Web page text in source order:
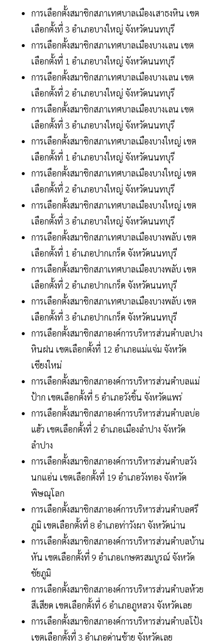
การเลือกตั้งสมาชิกสภาเทศบาลเมืองเสาธงหิน เขต
เลือกตั้งที่ 3 อำเภอบางใหญ่ จังหวัดนนทบุรี
การเลือกตั้งสมาชิกสภาเทศบาลเมืองบางเลน เขต
เลือกตั้งที่ 1 อำเภอบางใหญ่ จังหวัดนนทบุรี
การเลือกตั้งสมาชิกสภาเทศบาลเมืองบางเลน เขต
เลือกตั้งที่ 2 อำเภอบางใหญ่ จังหวัดนนทบุรี
การเลือกตั้งสมาชิกสภาเทศบาลเมืองบางเลน เขต
เลือกตั้งที่ 3 อำเภอบางใหญ่ จังหวัดนนทบุรี
การเลือกตั้งสมาชิกสภาเทศบาลเมืองบางใหญ่ เขต
เลือกตั้งที่ 1 อำเภอบางใหญ่ จังหวัดนนทบุรี
การเลือกตั้งสมาชิกสภาเทศบาลเมืองบางใหญ่ เขต
เลือกตั้งที่ 2 อำเภอบางใหญ่ จังหวัดนนทบุรี
การเลือกตั้งสมาชิกสภาเทศบาลเมืองบางใหญ่ เขต
เลือกตั้งที่ 3 อำเภอบางใหญ่ จังหวัดนนทบุรี
การเลือกตั้งสมาชิกสภาเทศบาลเมืองบางพลับ เขต
เลือกตั้งที่ 1 อำเภอปากเกร็ด จังหวัดนนทบุรี
การเลือกตั้งสมาชิกสภาเทศบาลเมืองบางพลับ เขต
เลือกตั้งที่ 2 อำเภอปากเกร็ด จังหวัดนนทบุรี
การเลือกตั้งสมาชิกสภาเทศบาลเมืองบางพลับ เขต
เลือกตั้งที่ 3 อำเภอปากเกร็ด จังหวัดนนทบุรี
การเลือกตั้งสมาชิกสภาองค์การบริหารส่วนตำบลปาง
หินฝน เขตเลือกตั้งที่ 12 อำเภอแม่แจ่ม จังหวัด
เชียงใหม่
การเลือกตั้งสมาชิกสภาองค์การบริหารส่วนตำบลแม่
ป้าก เขตเลือกตั้งที่ 5 อำเภอวังชิ้น จังหวัดแพร่
การเลือกตั้งสมาชิกสภาองค์การบริหารส่วนตำบลบ่อ
แฮ้ว เขตเลือกตั้งที่ 2 อำเภอเมืองลำปาง จังหวัด
ลำปาง
การเลือกตั้งสมาชิกสภาองค์การบริหารส่วนตำบลวัง
นกแอ่น เขตเลือกตั้งที่ 19 อำเภอวังทอง จังหวัด
พิษณุโลก
การเลือกตั้งสมาชิกสภาองค์การบริหารส่วนตำบลศรี
ภูมิ เขตเลือกตั้งที่ 8 อำเภอท่าวังผา จังหวัดน่าน
การเลือกตั้งสมาชิกสภาองค์การบริหารส่วนตำบลบ้าน
หัน เขตเลือกตั้งที่ 9 อำเภอเกษตรสมบูรณ์ จังหวัด
ชัยภูมิ
การเลือกตั้งสมาชิกสภาองค์การบริหารส่วนตำบลห้วย
สีเสียด เขตเลือกตั้งที่ 6 อำเภอภูหลวง จังหวัดเลย
การเลือกตั้งสมาชิกสภาองค์การบริหารส่วนตำบลโป้ง
เขตเลือกตั้งที่ 3 อำเภอด่านช้าย จังหวัดเลย